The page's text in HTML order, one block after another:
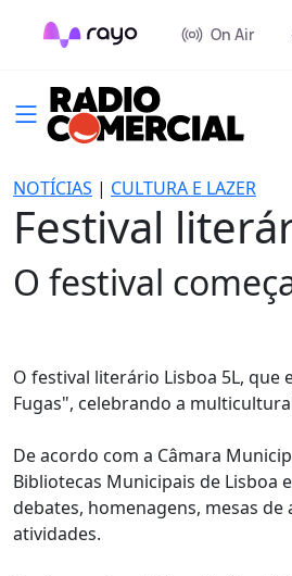
On Air
NOTÍCIAS | CULTURA E LAZER
Festival
O festival
O festival literário Lisboa 5L,
Fugas", celebrando a
De acordo com a Câmara
Bibliotecas Municipais de Lisboa
debates, homenagens, mesas
atividades.